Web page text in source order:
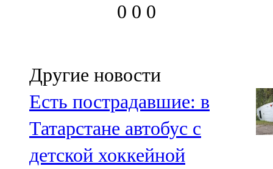
0 0 0
Другие новости
Есть пострадавшие: в
Татарстане автобус с
детской хоккейной